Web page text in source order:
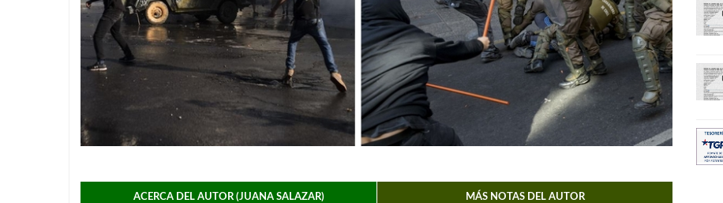
ACERCA DEL AUTOR (JUANA SALAZAR) MÁS NOTAS DEL AUTOR